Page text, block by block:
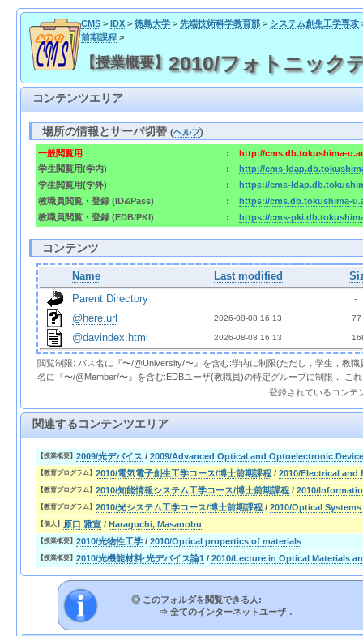
CMS> IDX> 徳島大学> 先端技術科学教育部> システム創生工学専攻
前期課程>
【授業概要】 2010/フォトニック
コンテンツエリア
場所の情報とサーバ切替(ヘルプ)
一般閲覧用 :
http://cms.db.tokushima-
学生閲覧用(学内)
:
http://cms-
学生閲覧用(学外)
:
https://cms-
教職員閲覧・登録 (ID&Pass)
:
https://cms.db.tokushima-
教職員閲覧・登録 (EDB/PKI)
: https://cms-
コンテンツ
Name Last modified
Parent Directory
  -
@here.url 2026-08-08 16:13 77
@davindex.html 2026-08-08 16:13
閲覧制限: パス名に『〜/@University/〜』を含む:学内に制限(ただし，学生，教
名に『〜/@Member/〜』を含む:EDBユーザ(教職員)の特定グループに制限． こ
登録されているコンテ
関連するコンテンツエリア
【授業概要】 2009/光デバイス / 2009/Advanced Optical and Optoelectronic
【教育プログラム】 2010/電気電子創生工学コース/博士前期課程 / 2010/Electrical and
【教育プログラム】 2010/知能情報システム工学コース/博士前期課程 / 2010/
【教育プログラム】 2010/光システム工学コース/博士前期課程 / 2010/Optical
【個人】 原口 雅宣 / Haraguchi, Masanobu
【授業概要】 2010/光物性工学 / 2010/Optical propertics of materials
【授業概要】 2010/光機能材料·光デバイス論1 / 2010/Lecture in Optical Materials
◎ このフォルダを閲覧できる人:
⇒ 全てのインターネットユーザ．